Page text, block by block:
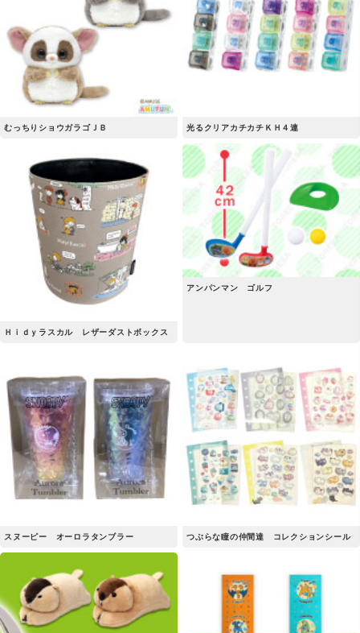
むっちりショウガラゴＪＢ 光るクリアカチカチＫＨ４連
Ｈｉｄｙラスカル レザーダストボックス
アンパンマン ゴルフ
スヌーピー オーロラタンブラー つぶらな瞳の仲間達 コレクションシール